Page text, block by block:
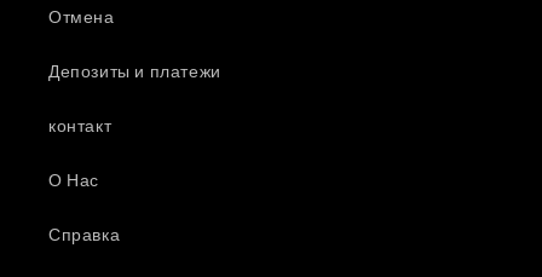
Отмена
Депозиты и платежи
контакт
О Нас
Справка